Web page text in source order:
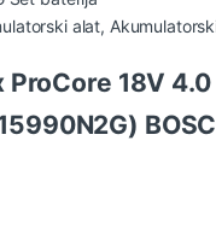
alat,
18V 4.0